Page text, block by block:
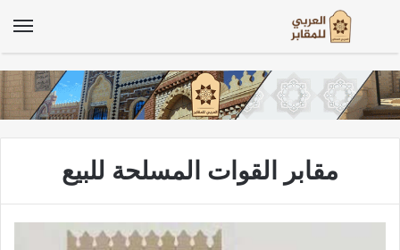
مقابر القوات المسلحة للبيع